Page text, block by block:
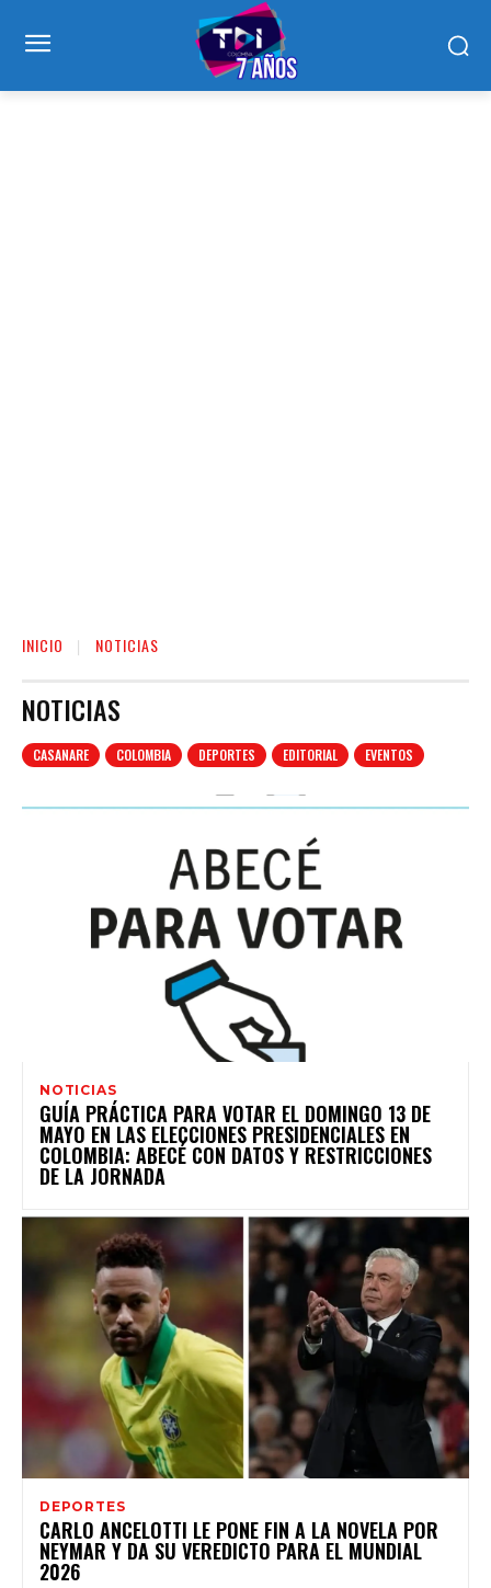
INICIO NOTICIAS
NOTICIAS
CASANARE COLOMBIA DEPORTES EDITORIAL EVENTOS
NOTICIAS
GUÍA PRÁCTICA PARA VOTAR EL DOMINGO 13 DE
MAYO EN LAS ELECCIONES PRESIDENCIALES EN
COLOMBIA: ABECÉ CON DATOS Y RESTRICCIONES
DE LA JORNADA
DEPORTES
CARLO ANCELOTTI LE PONE FIN A LA NOVELA POR
NEYMAR Y DA SU VEREDICTO PARA EL MUNDIAL
2026